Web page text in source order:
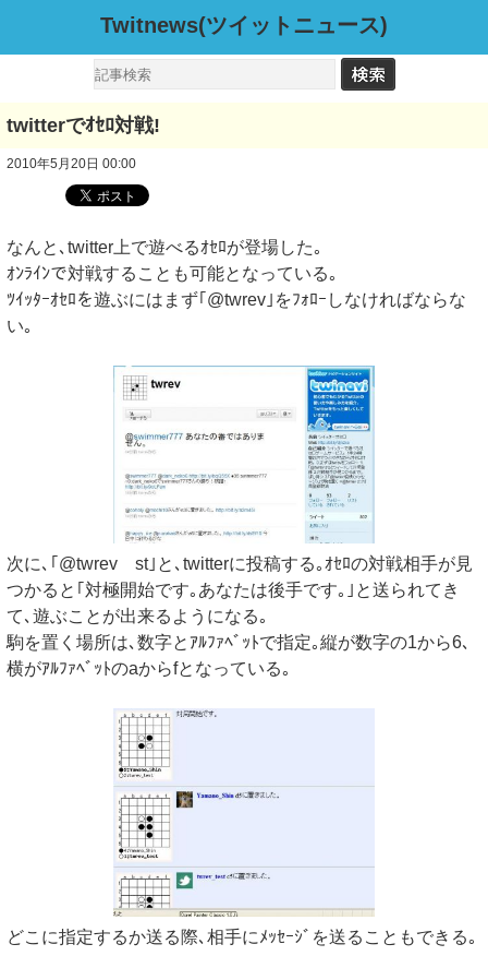
Twitnews(ツイットニュース)
twitterでｵｾﾛ対戦!
2010年5月20日 00:00
なんと､twitter上で遊べるｵｾﾛが登場した｡
ｵﾝﾗｲﾝで対戦することも可能となっている｡
ﾂｲｯﾀｰｵｾﾛを遊ぶにはまず｢@twrev｣をﾌｫﾛｰしなければならな
い｡
次に､｢@twrev st｣と､twitterに投稿する｡ｵｾﾛの対戦相手が見
つかると｢対極開始です｡あなたは後手です｡｣と送られてき
て､遊ぶことが出来るようになる｡
駒を置く場所は､数字とｱﾙﾌｧﾍﾞｯﾄで指定｡縦が数字の1から6､
横がｱﾙﾌｧﾍﾞｯﾄのaからfとなっている｡
どこに指定するか送る際､相手にﾒｯｾｰｼﾞを送ることもできる｡